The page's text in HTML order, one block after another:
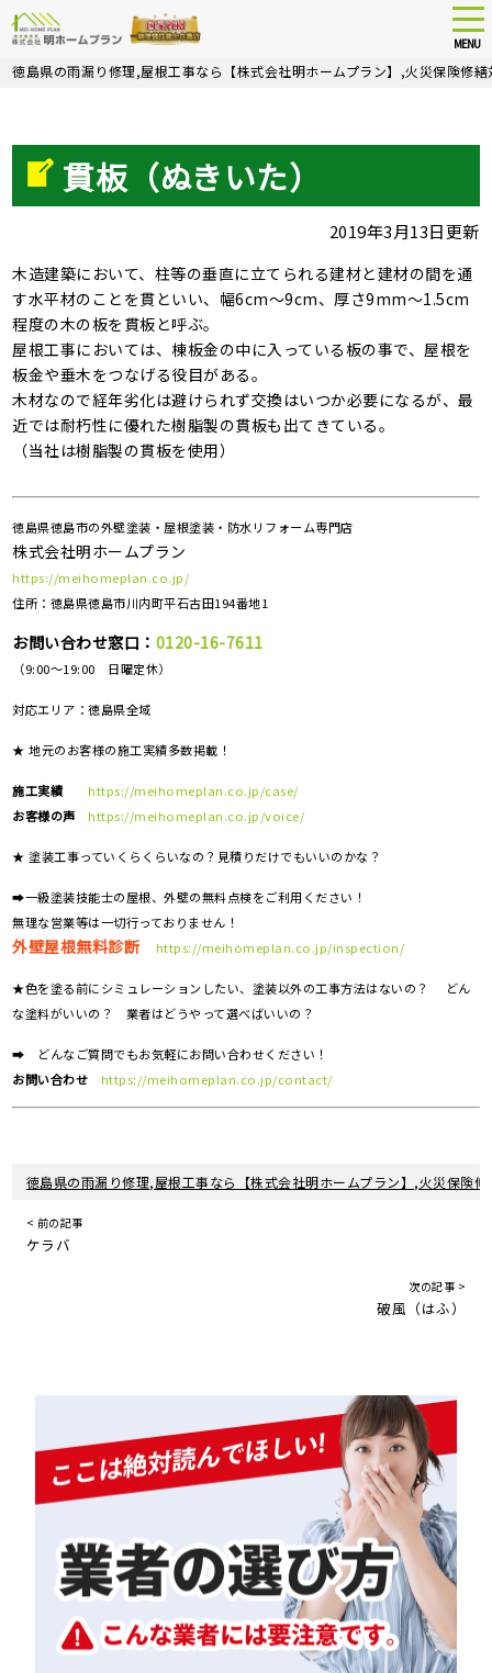
Skip
MENU
徳島県の雨漏り修理,屋根工事なら【株式会社明ホームプラン】,火災保険修繕
貫板（ぬきいた）
2019年3月13日更新
木造建築において、柱等の垂直に立てられる建材と建材の間を通
す水平材のことを貫といい、幅6cm～9cm、厚さ9mm～1.5cm
程度の木の板を貫板と呼ぶ。
屋根工事においては、棟板金の中に入っている板の事で、屋根を
板金や垂木をつなげる役目がある。
木材なので経年劣化は避けられず交換はいつか必要になるが、最
近では耐朽性に優れた樹脂製の貫板も出てきている。
（当社は樹脂製の貫板を使用）
徳島県徳島市の外壁塗装・屋根塗装・防水リフォーム専門店
株式会社明ホームプラン
https://meihomeplan.co.jp/
住所：徳島県徳島市川内町平石古田194番地1
お問い合わせ窓口： 0120-16-7611
（9:00～19:00 日曜定休）
対応エリア：徳島県全域
★ 地元のお客様の施工実績多数掲載！
施工実績
https://meihomeplan.co.jp/case/
お客様の声
https://meihomeplan.co.jp/voice/
★ 塗装工事っていくらくらいなの？見積りだけでもいいのかな？
➡一級塗装技能士の屋根、外壁の無料点検をご利用ください！
無理な営業等は一切行っておりません！
外壁屋根無料診断 https://meihomeplan.co.jp/inspection/
★色を塗る前にシミュレーションしたい、塗装以外の工事方法はないの？ どん
な塗料がいいの？ 業者はどうやって選べばいいの？
➡ どんなご質問でもお気軽にお問い合わせください！
お問い合わせ
https://meihomeplan.co.jp/contact/
徳島県の雨漏り修理,屋根工事なら【株式会社明ホームプラン】,火災保険修
< 前の記事
ケラバ
次の記事 >
破風（はふ）